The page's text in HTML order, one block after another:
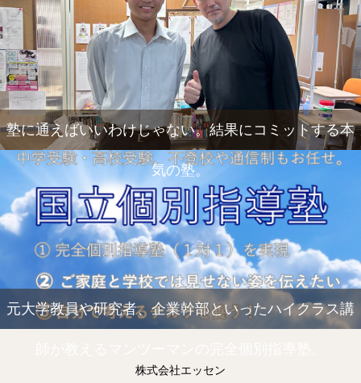
塾に通えばいいわけじゃない。結果にコミットする本
気の塾。
元大学教員や研究者、企業幹部といったハイクラス講
株式会社エッセン
メール